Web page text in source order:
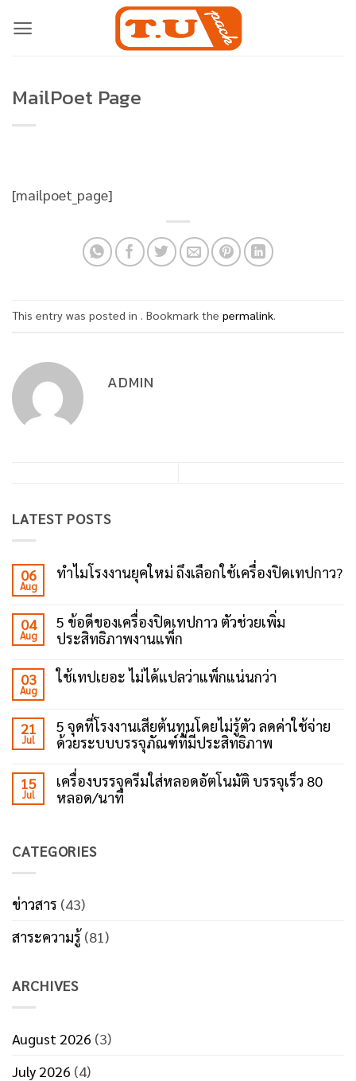
MailPoet Page
[mailpoet_page]
This entry was posted in . Bookmark the permalink.
ADMIN
LATEST POSTS
06
Aug
ทำไมโรงงานยุคใหม่ ถึงเลือกใช้เครื่องปิดเทปกาว?
ทำไม
โรงงาน
ถึง
เลือก
ปิด
เทป
กาว?
04
Aug
5 ข้อดีของเครื่องปิดเทปกาว ตัวช่วยเพิ่ม
ประสิทธิภาพงานแพ็ก
Comments
on
เครื่อง
ปิด
เทป
ช่วย
เพิ่ม
03
Aug
ใช้เทปเยอะ ไม่ได้แปลว่าแพ็กแน่นกว่า
ใช้
เทป
ได้
แปล
ว่า
21
Jul
5 จุดที่โรงงานเสียต้นทุนโดยไม่รู้ตัว ลดค่าใช้จ่าย
ด้วยระบบบรรจุภัณฑ์ที่มีประสิทธิภาพ
Comments
on
5
จุด
ต้นทุน
ลด
ค่า
จ่าย
ภัณฑ์
15
Jul
เครื่องบรรจุครีมใส่หลอดอัตโนมัติ บรรจุเร็ว 80
หลอด/นาที
เครื่อง
หลอด
อัตโนมัติ
เร็ว
80
CATEGORIES
ข่าวสาร (43)
สาระความรู้ (81)
ARCHIVES
August 2026 (3)
July 2026 (4)